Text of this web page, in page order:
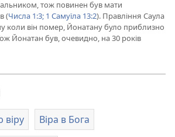
тож повинен був мати
(Числа 1:3; 1 Самуїла 13:2). Правління Саула
коли він помер, Йонатану було приблизно
Йонатан був, очевидно, на 30 років
віру Віра в Бога